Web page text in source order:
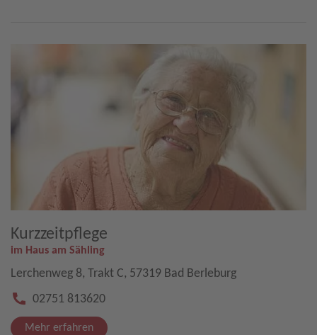
Kurzzeitpflege
im Haus am Sähling
Lerchenweg 8, Trakt C, 57319 Bad Berleburg
02751 813620
Mehr erfahren